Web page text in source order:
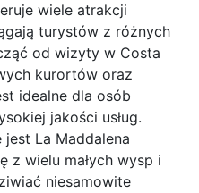
wiele atrakcji
turystów z różnych
od wizyty w Costa
kurortów oraz
idealne dla osób
jakości usług.
jest La Maddalena
z wielu małych wysp i
niesamowite